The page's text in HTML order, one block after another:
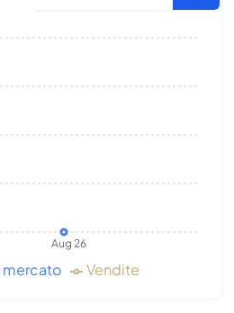
Aug 26
mercato Vendite